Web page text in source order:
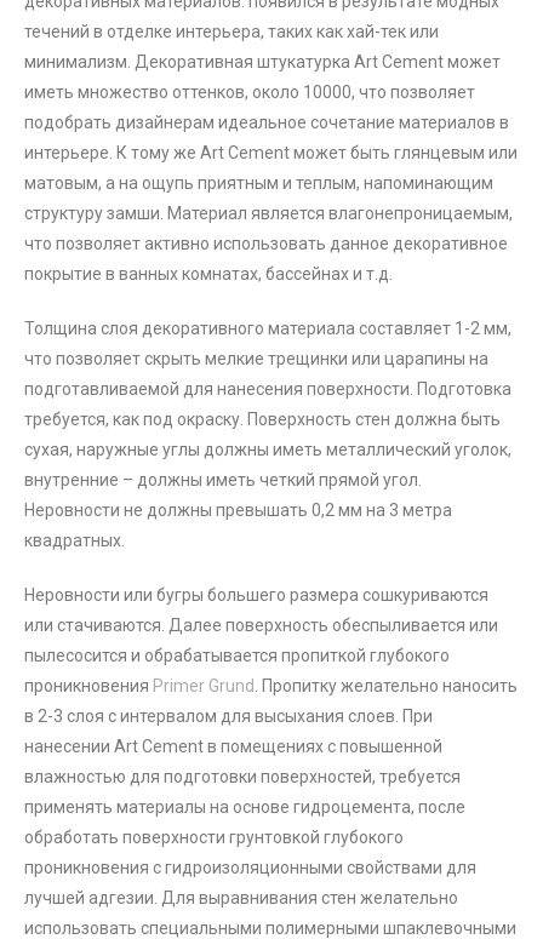
течений в отделке интерьера, таких как хай-тек или
минимализм. Декоративная штукатурка Art Cement может
иметь множество оттенков, около 10000, что позволяет
подобрать дизайнерам идеальное сочетание материалов в
интерьере. К тому же Art Cement может быть глянцевым или
матовым, а на ощупь приятным и теплым, напоминающим
структуру замши. Материал является влагонепроницаемым,
что позволяет активно использовать данное декоративное
покрытие в ванных комнатах, бассейнах и т.д.
Толщина слоя декоративного материала составляет 1-2 мм,
что позволяет скрыть мелкие трещинки или царапины на
подготавливаемой для нанесения поверхности. Подготовка
требуется, как под окраску. Поверхность стен должна быть
сухая, наружные углы должны иметь металлический уголок,
внутренние – должны иметь четкий прямой угол.
Неровности не должны превышать 0,2 мм на 3 метра
квадратных.
Неровности или бугры большего размера сошкуриваются
или стачиваются. Далее поверхность обеспыливается или
пылесосится и обрабатывается пропиткой глубокого
проникновения Primer Grund . Пропитку желательно наносить
в 2-3 слоя с интервалом для высыхания слоев. При
нанесении Art Cement в помещениях с повышенной
влажностью для подготовки поверхностей, требуется
применять материалы на основе гидроцемента, после
обработать поверхности грунтовкой глубокого
проникновения с гидроизоляционными свойствами для
лучшей адгезии. Для выравнивания стен желательно
использовать специальными полимерными шпаклевочными